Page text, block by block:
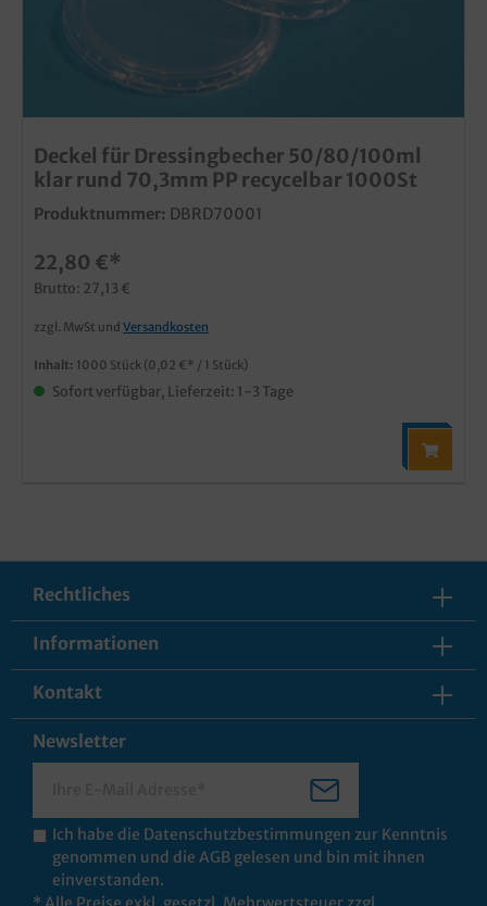
Deckel für Dressingbecher 50/80/100ml
klar rund 70,3mm PP recycelbar 1000St
Produktnummer: DBRD70001
22,80 €*
Brutto: 27,13 €
zzgl. MwSt und Versandkosten
Inhalt: 1000 Stück (0,02 €* / 1 Stück)
Sofort verfügbar, Lieferzeit: 1-3 Tage
Rechtliches
Informationen
Kontakt
Newsletter
Ich habe die Datenschutzbestimmungen zur Kenntnis
genommen und die AGB gelesen und bin mit ihnen
einverstanden.